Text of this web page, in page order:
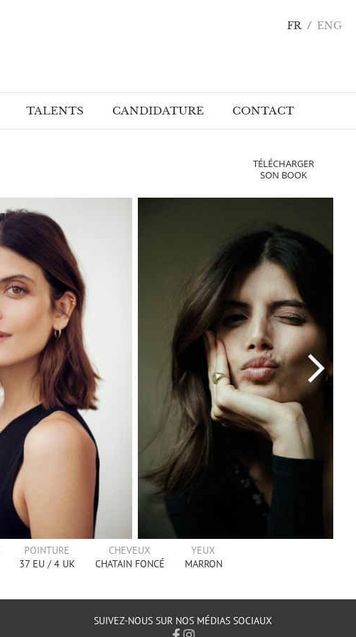
FR / ENG
TALENTS CANDIDATURE CONTACT
TÉLÉCHARGER
SON BOOK
POINTURE
37EU /4UK
CHEVEUX
CHATAIN FONCÉ
YEUX
MARRON
SUIVEZ-NOUS SUR NOS MÉDIAS SOCIAUX